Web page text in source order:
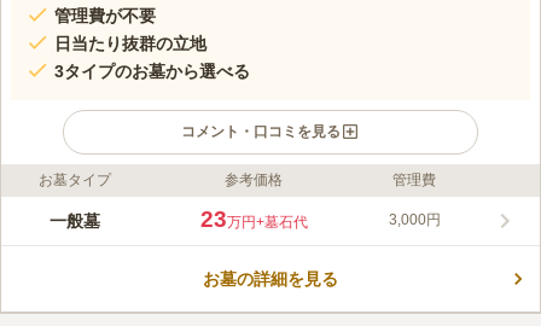
管理費が不要
日当たり抜群の立地
3タイプのお墓から選べる
コメント・口コミを見る
ライフドット編集部のコメント
稲積メモリアルは、富山県氷見市にある寺院墓地です。山裾に位
越自動車道が通っており、2つの大きな道路に挟まれた場所に墓
お墓タイプ 参考価格 管理費
一般墓 23万円+墓石代 3,000円
お墓の詳細を見る